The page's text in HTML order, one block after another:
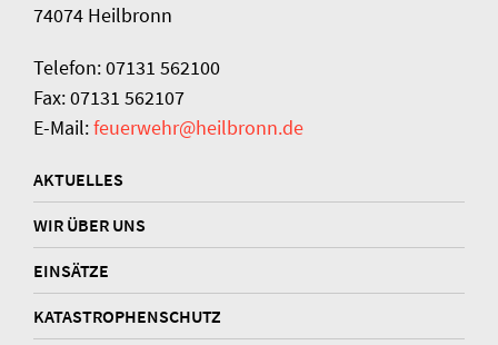
74074 Heilbronn
Telefon: 07131 562100
Fax: 07131 562107
E-Mail:feuerwehr@heilbronn.de
AKTUELLES
WIR ÜBER UNS
EINSÄTZE
KATASTROPHENSCHUTZ